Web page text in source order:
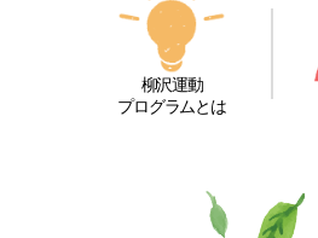
柳沢運動
プログラムとは